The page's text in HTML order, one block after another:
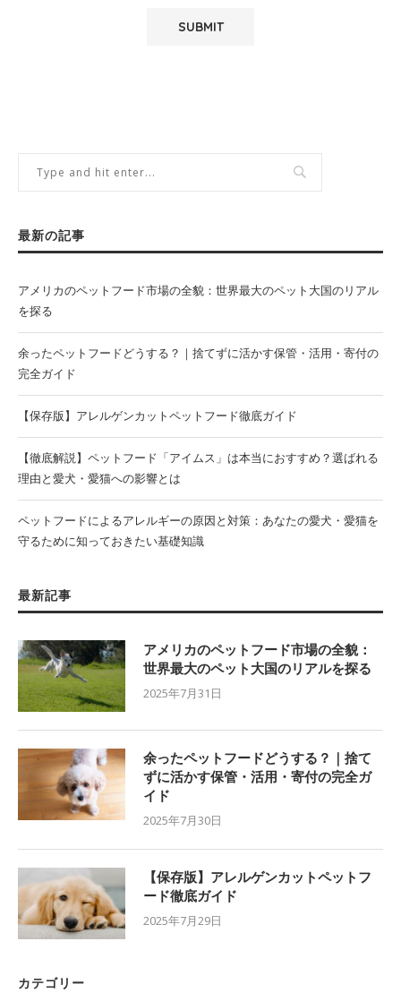
最新の記事
アメリカのペットフード市場の全貌：世界最大のペット大国のリアル
を探る
余ったペットフードどうする？｜捨てずに活かす保管・活用・寄付の
完全ガイド
【保存版】アレルゲンカットペットフード徹底ガイド
【徹底解説】ペットフード「アイムス」は本当におすすめ？選ばれる
理由と愛犬・愛猫への影響とは
ペットフードによるアレルギーの原因と対策：あなたの愛犬・愛猫を
守るために知っておきたい基礎知識
最新記事
アメリカのペットフード市場の全貌：
世界最大のペット大国のリアルを探る
2025年7月31日
余ったペットフードどうする？｜捨て
ずに活かす保管・活用・寄付の完全ガ
イド
2025年7月30日
【保存版】アレルゲンカットペットフ
ード徹底ガイド
2025年7月29日
カテゴリー